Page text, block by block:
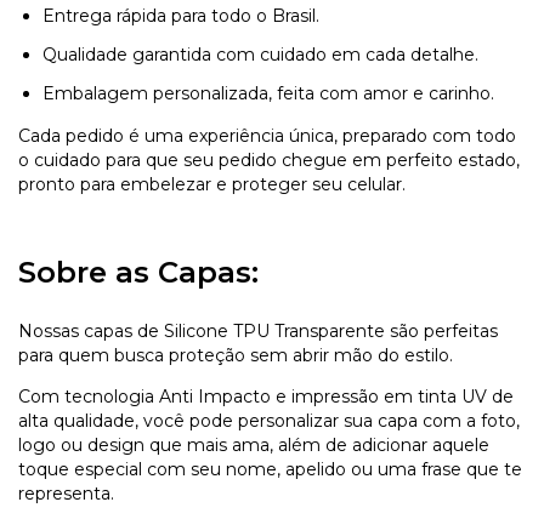
Entrega rápida para todo o Brasil.
Qualidade garantida com cuidado em cada detalhe.
Embalagem personalizada, feita com amor e carinho.
Cada pedido é uma experiência única, preparado com todo
o cuidado para que seu pedido chegue em perfeito estado,
pronto para embelezar e proteger seu celular.
Sobre as Capas:
Nossas capas de Silicone TPU Transparente são perfeitas
para quem busca proteção sem abrir mão do estilo.
Com tecnologia Anti Impacto e impressão em tinta UV de
alta qualidade, você pode personalizar sua capa com a foto,
logo ou design que mais ama, além de adicionar aquele
toque especial com seu nome, apelido ou uma frase que te
representa.